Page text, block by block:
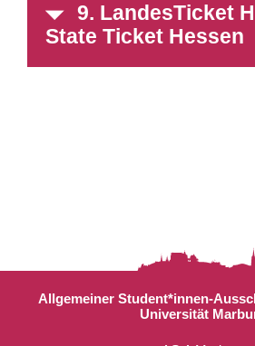
9. LandesTicket
State Ticket Hessen
Allgemeiner Student*innen-
Universität